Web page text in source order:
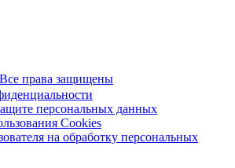
права защищены
персональных данных
Cookies
на обработку персональных